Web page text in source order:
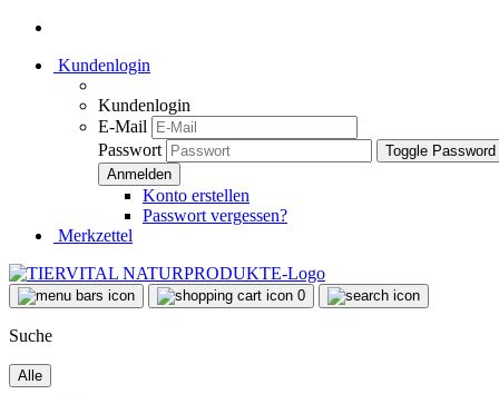
Kundenlogin
Kundenlogin
E-Mail
Passwort
Toggle
Konto erstellen
Passwort vergessen?
Merkzettel
0
Suche
Alle